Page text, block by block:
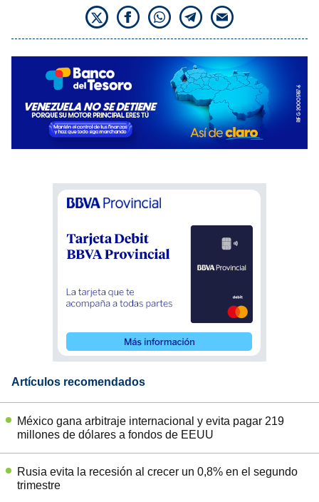
Artículos recomendados
México gana arbitraje internacional y evita pagar 219
millones de dólares a fondos de EEUU
Rusia evita la recesión al crecer un 0,8% en el segundo
trimestre